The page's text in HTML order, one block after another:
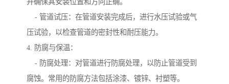
并确保其安装位置和方向正确。
- 管道试压：在管道安装完成后，进行水压试验或气
压试验，以检查管道的密封性和耐压能力。
4. 防腐与保温：
- 防腐处理：对管道进行防腐处理，以防止管道受到
腐蚀。常用的防腐方法包括涂漆、镀锌、衬塑等。